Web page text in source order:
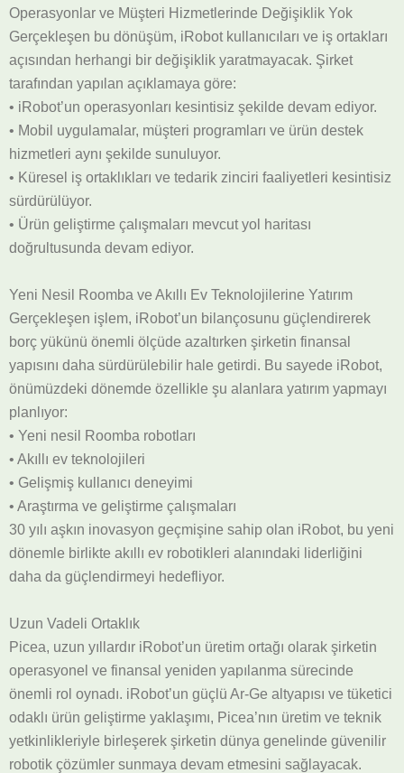
Operasyonlar ve Müşteri Hizmetlerinde Değişiklik Yok
Gerçekleşen bu dönüşüm, iRobot kullanıcıları ve iş ortakları
açısından herhangi bir değişiklik yaratmayacak. Şirket
tarafından yapılan açıklamaya göre:
• iRobot’un operasyonları kesintisiz şekilde devam ediyor.
• Mobil uygulamalar, müşteri programları ve ürün destek
hizmetleri aynı şekilde sunuluyor.
• Küresel iş ortaklıkları ve tedarik zinciri faaliyetleri kesintisiz
sürdürülüyor.
• Ürün geliştirme çalışmaları mevcut yol haritası
doğrultusunda devam ediyor.
Yeni Nesil Roomba ve Akıllı Ev Teknolojilerine Yatırım
Gerçekleşen işlem, iRobot’un bilançosunu güçlendirerek
borç yükünü önemli ölçüde azaltırken şirketin finansal
yapısını daha sürdürülebilir hale getirdi. Bu sayede iRobot,
önümüzdeki dönemde özellikle şu alanlara yatırım yapmayı
planlıyor:
• Yeni nesil Roomba robotları
• Akıllı ev teknolojileri
• Gelişmiş kullanıcı deneyimi
• Araştırma ve geliştirme çalışmaları
30 yılı aşkın inovasyon geçmişine sahip olan iRobot, bu yeni
dönemle birlikte akıllı ev robotikleri alanındaki liderliğini
daha da güçlendirmeyi hedefliyor.
Uzun Vadeli Ortaklık
Picea, uzun yıllardır iRobot’un üretim ortağı olarak şirketin
operasyonel ve finansal yeniden yapılanma sürecinde
önemli rol oynadı. iRobot’un güçlü Ar-Ge altyapısı ve tüketici
odaklı ürün geliştirme yaklaşımı, Picea’nın üretim ve teknik
yetkinlikleriyle birleşerek şirketin dünya genelinde güvenilir
robotik çözümler sunmaya devam etmesini sağlayacak.